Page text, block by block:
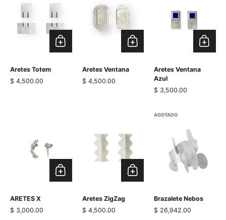
Aretes Totem
Precio normal
$ 4,500.00
Aretes Ventana
Precio normal
$ 4,500.00
Aretes Ventana
Azul
Precio normal
$ 3,500.00
ARETES X
Precio normal
$ 3,000.00
Aretes ZigZag
Precio normal
$ 4,500.00
AGOTADO
Brazalete Nebos
Precio normal
$ 26,942.00